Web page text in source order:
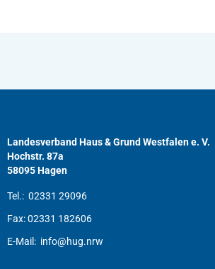
Landesverband Haus & Grund Westfalen e. V.
Hochstr. 87a
58095 Hagen
Tel.: 02331 29096
Fax:02331 182606
E-Mail: info@hug.nrw